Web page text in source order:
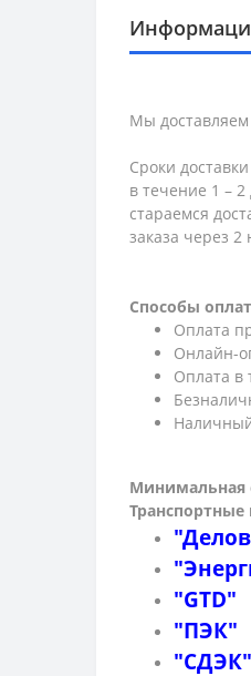
Мы доставляем
Сроки
в течение 1 –
стараемся
заказа через
Способы
Оплата
Онлайн-
Оплата в
Минимальная
"GTD"
"ПЭК"
"СДЭК"